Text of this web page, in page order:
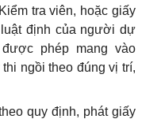
tra viên, hoặc giấy
định của người dự
phép mang vào
ngồi theo đúng vị trí,
quy định, phát giấy